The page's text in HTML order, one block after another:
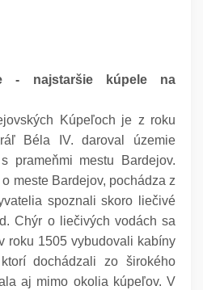
- najstaršie kúpele na
Kúpeľoch je z roku
Béla IV. daroval územie
prameňmi mestu Bardejov.
meste Bardejov, pochádza z
spoznali skoro liečivé
Chýr o liečivých vodách sa
roku 1505 vybudovali kabíny
dochádzali zo širokého
aj mimo okolia kúpeľov. V